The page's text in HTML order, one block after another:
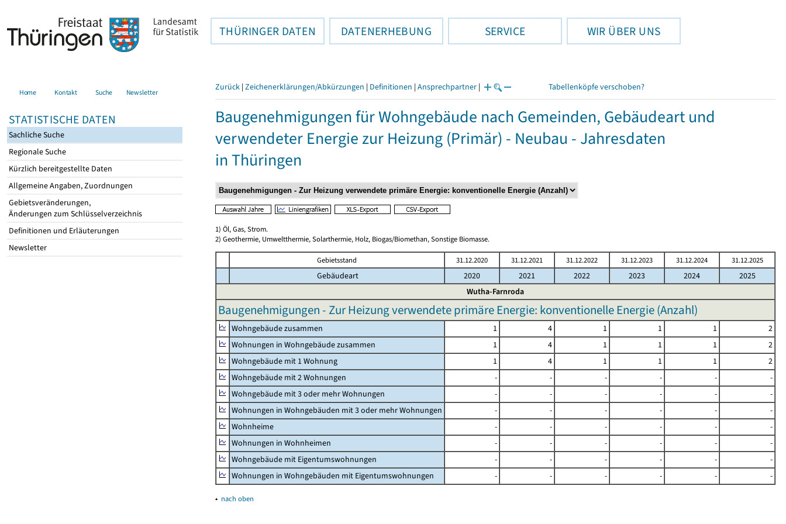
THÜRINGER DATEN DATENERHEBUNG SERVICE WIR ÜBER UNS
Home Kontakt Suche Newsletter
STATISTISCHE DATEN
Sachliche Suche
Regionale Suche
Kürzlich bereitgestellte Daten
Allgemeine Angaben, Zuordnungen
Gebietsveränderungen,
Änderungen zum Schlüsselverzeichnis
Definitionen und Erläuterungen
Newsletter
Zurück | Zeichenerklärungen/Abkürzungen | Definitionen | Ansprechpartner | Tabellenköpfe verschoben?
Baugenehmigungen für Wohngebäude nach Gemeinden, Gebäudeart und
verwendeter Energie zur Heizung (Primär) - Neubau - Jahresdaten
in Thüringen
1) Öl, Gas, Strom.
2) Geothermie, Umweltthermie, Solarthermie, Holz, Biogas/Biomethan, Sonstige Biomasse.
Gebietsstand 31.12.2020 31.12.2021 31.12.2022 31.12.2023 31.12.2024 31.12.2025
Gebäudeart 2020 2021 2022 2023 2024
2025
Wutha-Farnroda
Baugenehmigungen - Zur Heizung verwendete primäre Energie: konventionelle Energie (Anzahl)
Wohngebäude zusammen 1 4 1 1 1
2
Wohnungen in Wohngebäude zusammen
1 4 1 1 1
2
Wohngebäude mit 1 Wohnung
1 4 1 1 1
2
Wohngebäude mit 2 Wohnungen
- - - - -
-
Wohngebäude mit 3 oder mehr Wohnungen
- - - - -
-
Wohnungen in Wohngebäuden mit 3 oder mehr Wohnungen
- - - - -
-
Wohnheime
- - - - -
-
Wohnungen in Wohnheimen
- - - - -
-
Wohngebäude mit Eigentumswohnungen
- - - - -
-
Wohnungen in Wohngebäuden mit Eigentumswohnungen
- - - - - -
▴ nach oben